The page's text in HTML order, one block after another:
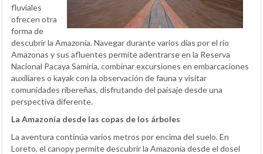
fluviales
ofrecen otra
forma de
descubrir la Amazonía. Navegar durante varios días por el río
Amazonas y sus afluentes permite adentrarse en la Reserva
Nacional Pacaya Samiria, combinar excursiones en embarcaciones
auxiliares o kayak con la observación de fauna y visitar
comunidades ribereñas, disfrutando del paisaje desde una
perspectiva diferente.
La Amazonía desde las copas de los árboles
La aventura continúa varios metros por encima del suelo. En
Loreto, el canopy permite descubrir la Amazonía desde el dosel